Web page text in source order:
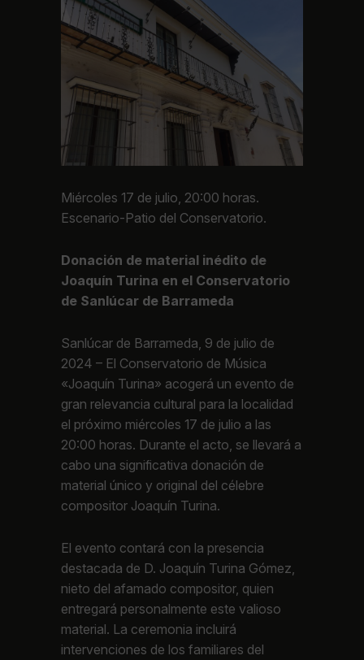
Miércoles 17 de julio, 20:00 horas.
Escenario-Patio del Conservatorio.
Donación de material inédito de
Joaquín Turina en el Conservatorio
de Sanlúcar de Barrameda
Sanlúcar de Barrameda, 9 de julio de
2024 – El Conservatorio de Música
«Joaquín Turina» acogerá un evento de
gran relevancia cultural para la localidad
el próximo miércoles 17 de julio a las
20:00 horas. Durante el acto, se llevará a
cabo una significativa donación de
material único y original del célebre
compositor Joaquín Turina.
El evento contará con la presencia
destacada de D. Joaquín Turina Gómez,
nieto del afamado compositor, quien
entregará personalmente este valioso
material. La ceremonia incluirá
intervenciones de los familiares del